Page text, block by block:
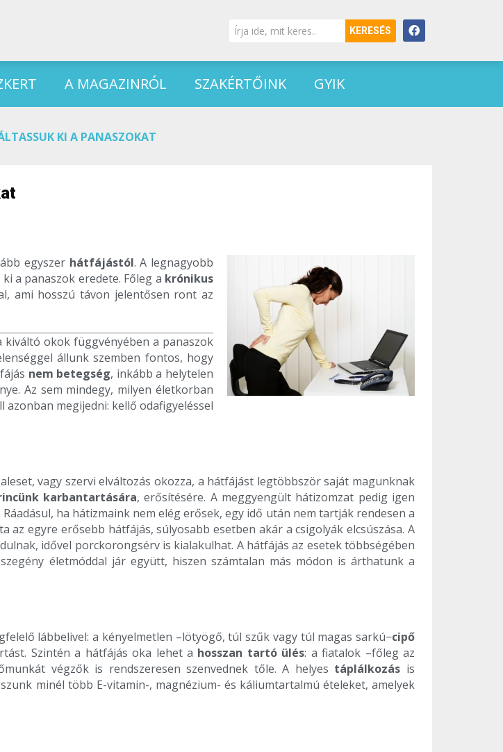
KERESÉS
A MAGAZINRÓL SZAKÉRTŐINK GYIK
KI A PANASZOKAT
egyszer hátfájástól. A legnagyobb
a panaszok eredete. Főleg a krónikus
ami hosszú távon jelentősen ront az
okok függvényében a panaszok
állunk szemben fontos, hogy
nem betegség, inkább a helytelen
Az sem mindegy, milyen életkorban
azonban megijedni: kellő odafigyeléssel
vagy szervi elváltozás okozza, a hátfájást legtöbbször saját magunknak
karbantartására, erősítésére. A meggyengült hátizomzat pedig igen
ha hátizmaink nem elég erősek, egy idő után nem tartják rendesen a
az egyre erősebb hátfájás, súlyosabb esetben akár a csigolyák elcsúszása. A
idővel porckorongsérv is kialakulhat. A hátfájás az esetek többségében
életmóddal jár együtt, hiszen számtalan más módon is árthatunk a
lábbelivel: a kényelmetlen –lötyögő, túl szűk vagy túl magas sarkú−cipő
Szintén a hátfájás oka lehet a hosszan tartó ülés: a fiatalok –főleg az
végzők is rendszeresen szenvednek tőle. A helyes táplálkozás is
minél több E-vitamin-, magnézium- és káliumtartalmú ételeket, amelyek